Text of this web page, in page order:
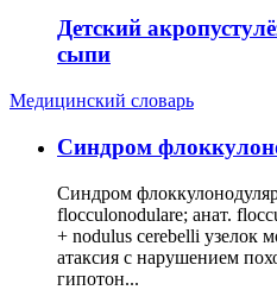
Детский
сыпи
Медицинский словарь
Cиндром
Синдром
flocculonodulare; анат.
+ nodulus cerebelli узелок
атаксия с нарушением
гипотон...